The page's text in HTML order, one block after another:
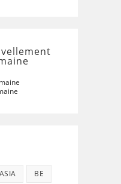
ASIA BE